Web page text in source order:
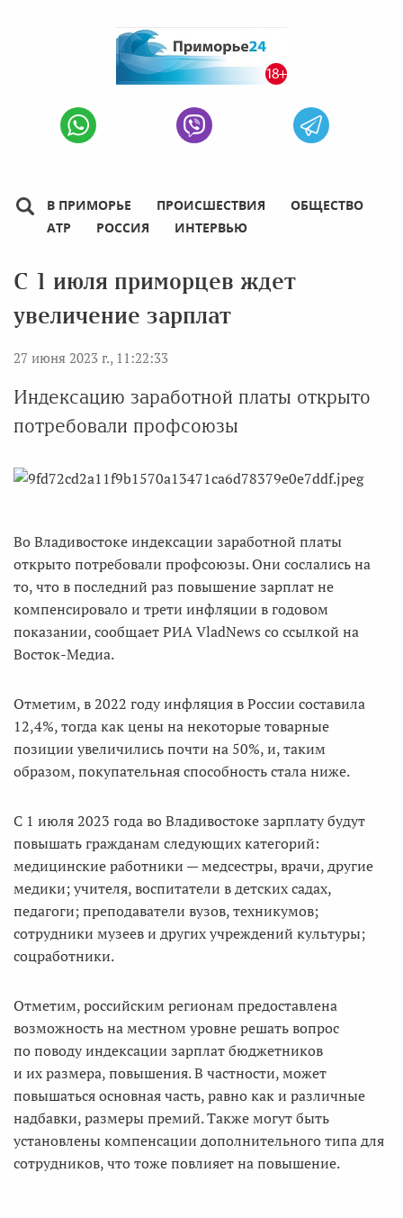
В ПРИМОРЬЕ ПРОИСШЕСТВИЯ
ОБЩЕСТВО
АТР
РОССИЯ ИНТЕРВЬЮ
С 1 июля приморцев ждет
увеличение зарплат
27 июня 2023 г., 11:22:33
Индексацию заработной платы открыто
потребовали профсоюзы
Во Владивостоке индексации заработной платы
открыто потребовали профсоюзы. Они сослались на
то, что в последний раз повышение зарплат не
компенсировало и трети инфляции в годовом
показании, сообщает РИА VladNews со ссылкой на
Восток-Медиа.
Отметим, в 2022 году инфляция в России составила
12,4%, тогда как цены на некоторые товарные
позиции увеличились почти на 50%, и, таким
образом, покупательная способность стала ниже.
С 1 июля 2023 года во Владивостоке зарплату будут
повышать гражданам следующих категорий:
медицинские работники — медсестры, врачи, другие
медики; учителя, воспитатели в детских садах,
педагоги; преподаватели вузов, техникумов;
сотрудники музеев и других учреждений культуры;
соцработники.
Отметим, российским регионам предоставлена
возможность на местном уровне решать вопрос
по поводу индексации зарплат бюджетников
и их размера, повышения. В частности, может
повышаться основная часть, равно как и различные
надбавки, размеры премий. Также могут быть
установлены компенсации дополнительного типа для
сотрудников, что тоже повлияет на повышение.